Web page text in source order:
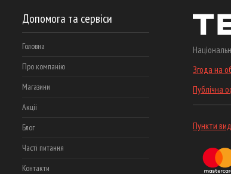
Допомога та сервіси
Головна
Про компанію
Магазини
Акціі
Блог
Часті питання
Контакти
Згода на
Публічна
Пункти